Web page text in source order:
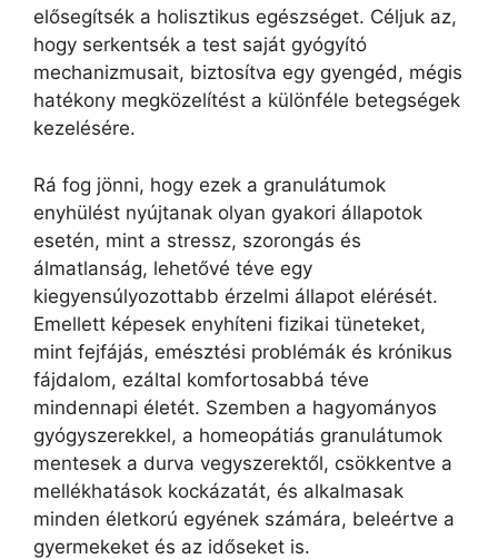
elősegítsék a holisztikus egészséget. Céljuk az,
hogy serkentsék a test saját gyógyító
mechanizmusait, biztosítva egy gyengéd, mégis
hatékony megközelítést a különféle betegségek
kezelésére.
Rá fog jönni, hogy ezek a granulátumok
enyhülést nyújtanak olyan gyakori állapotok
esetén, mint a stressz, szorongás és
álmatlanság, lehetővé téve egy
kiegyensúlyozottabb érzelmi állapot elérését.
Emellett képesek enyhíteni fizikai tüneteket,
mint fejfájás, emésztési problémák és krónikus
fájdalom, ezáltal komfortosabbá téve
mindennapi életét. Szemben a hagyományos
gyógyszerekkel, a homeopátiás granulátumok
mentesek a durva vegyszerektől, csökkentve a
mellékhatások kockázatát, és alkalmasak
minden életkorú egyének számára, beleértve a
gyermekeket és az időseket is.